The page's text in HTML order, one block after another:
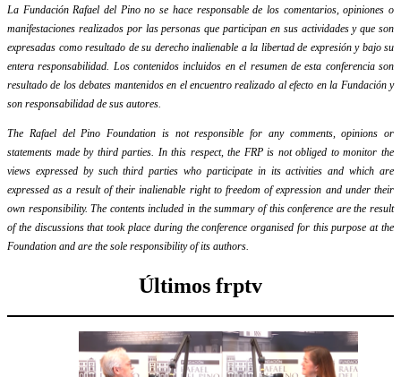
La Fundación Rafael del Pino no se hace responsable de los comentarios, opiniones o
manifestaciones realizados por las personas que participan en sus actividades y que son
expresadas como resultado de su derecho inalienable a la libertad de expresión y bajo su
entera responsabilidad. Los contenidos incluidos en el resumen de esta conferencia son
resultado de los debates mantenidos en el encuentro realizado al efecto en la Fundación y
son responsabilidad de sus autores.
The Rafael del Pino Foundation is not responsible for any comments, opinions or
statements made by third parties. In this respect, the FRP is not obliged to monitor the
views expressed by such third parties who participate in its activities and which are
expressed as a result of their inalienable right to freedom of expression and under their
own responsibility. The contents included in the summary of this conference are the result
of the discussions that took place during the conference organised for this purpose at the
Foundation and are the sole responsibility of its authors.
Últimos frptv